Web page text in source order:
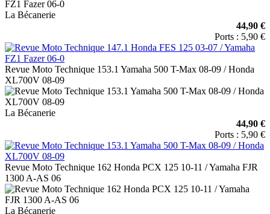
La Bécanerie
44,90 €
Ports : 5,90 €
Revue Moto Technique 153.1 Yamaha 500 T-Max 08-09 / Honda
XL700V 08-09
La Bécanerie
44,90 €
Ports : 5,90 €
Revue Moto Technique 162 Honda PCX 125 10-11 / Yamaha FJR
1300 A-AS 06
La Bécanerie